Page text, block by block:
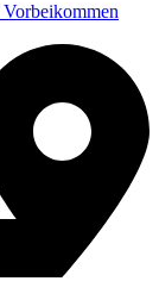
Vorbeikommen